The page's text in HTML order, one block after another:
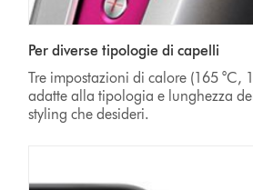
Per diverse tipologie di capelli
Tre impostazioni di calore (165 °C,
adatte alla tipologia e lunghezza
styling che desideri.